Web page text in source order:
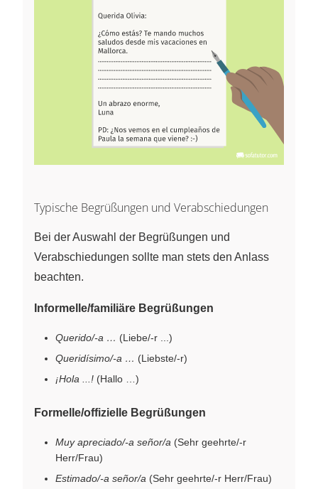
Typische Begrüßungen und Verabschiedungen
Bei der Auswahl der Begrüßungen und
Verabschiedungen sollte man stets den Anlass
beachten.
Informelle/familiäre Begrüßungen
Querido/-a … (Liebe/-r ...)
Queridísimo/-a … (Liebste/-r)
¡Hola ...! (Hallo …)
Formelle/offizielle Begrüßungen
Muy apreciado/-a señor/a (Sehr geehrte/-r
Herr/Frau)
Estimado/-a señor/a (Sehr geehrte/-r Herr/Frau)